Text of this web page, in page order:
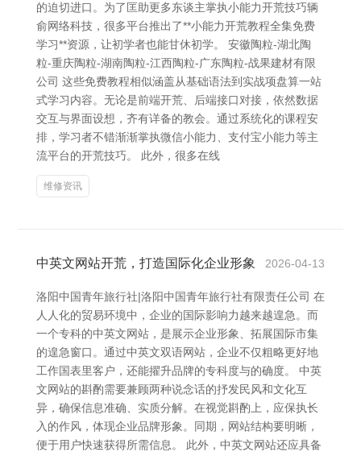
的迫切进口。为了匡助更多东谈主掌执小能力开荒技巧辆
俞网络科技，很多平台推出了**小能力开荒教程全集免费
学习**资源，让初学者也能甘休初学。 安徽陶粒-湖北陶
粒-重庆陶粒-湖南陶粒-江西陶粒-广东陶粒-战果建材有限
公司 这些免费教程相似涵盖从基础语法到实战项盘算一站
式学习内容。无论是前端开荒、后端接口对接，依然数据
交互与界面设想，齐有详备的教会。通过系统化的课程安
排，学习者不错渐渐掌执微信小能力、支付宝小能力等主
流平台的开荒技巧。 此外，很多在线
维修资讯
中英文网站开荒，打造国际化企业形象 2026-04-13
洛阳中国青年旅行社|洛阳中国青年旅行社有限责任公司 在
人人化的贸易环境中，企业的国际影响力越来越遑急。而
一个专科的中英文网站，是展示企业形象、拓展国际市集
的遑急窗口。通过中英文双语网站，企业不仅粗略更好地
工作国表里客户，还能擢升品牌的专科度与的确度。 中英
文网站的斟酌需要兼顾两种说念话的抒发民风和文化互
异，确保信息准确、实质分解。在视觉斟酌上，应保执长
入的作风，体现企业品牌形象。同期，网站结构要明晰，
便于用户快速获得所需信息。 此外，中英文网站还应具备